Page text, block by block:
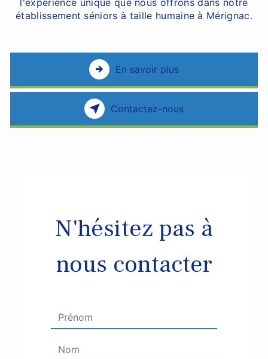
l'expérience unique que nous offrons dans notre
établissement séniors à taille humaine à Mérignac.
En savoir plus
Contactez-nous
N'hésitez pas à
nous contacter